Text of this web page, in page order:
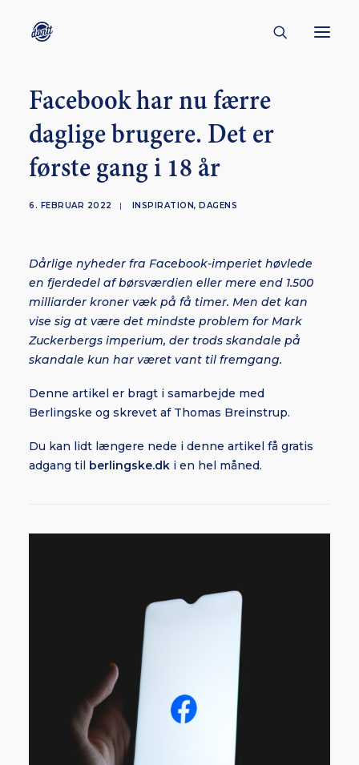
CONTACT
ABOUT
ENGLISH
BORNHOLM
SUBSCRIBE
Facebook har nu færre
daglige brugere. Det er
første gang i 18 år
6. FEBRUAR 2022 | INSPIRATION, DAGENS
Dårlige nyheder fra Facebook-imperiet høvlede
en fjerdedel af børsværdien eller mere end 1.500
milliarder kroner væk på få timer. Men det kan
vise sig at være det mindste problem for Mark
Zuckerbergs imperium, der trods skandale på
skandale kun har været vant til fremgang.
Denne artikel er bragt i samarbejde med
Berlingske og skrevet af Thomas Breinstrup.
Du kan lidt længere nede i denne artikel få gratis
adgang til berlingske.dk i en hel måned.